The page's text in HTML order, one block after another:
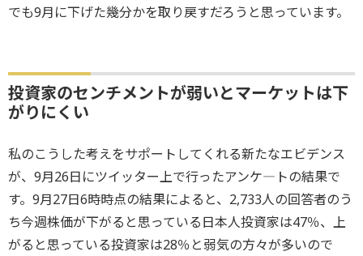
でも9月に下げた幾分かを取り戻すだろうと思っています。
投資家のセンチメントが弱いとマーケットは下
がりにくい
私のこうした考えをサポートしてくれる新たなエビデンス
が、9月26日にツイッター上で行ったアンケ―トの結果で
す。9月27日6時時点の結果によると、2,733人の回答者のう
ち今週株価が下がると思っている日本人投資家は47％、上
がると思っている投資家は28％と弱気の方々が多いので